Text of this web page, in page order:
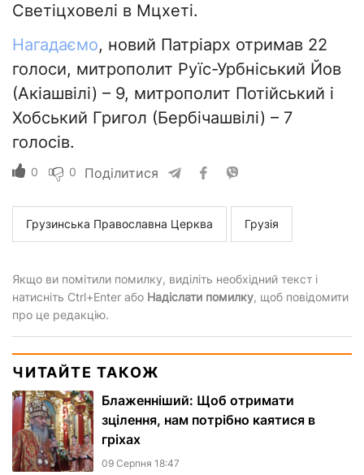
Светіцховелі в Мцхеті.
Нагадаємо, новий Патріарх отримав 22
голоси, митрополит Руїс-Урбніський Йов
(Акіашвілі) – 9, митрополит Потійський і
Хобський Григол (Бербічашвілі) – 7
голосів.
0 0 Поділитися
Грузинська Православна Церква Грузія
Якщо ви помітили помилку, виділіть необхідний текст і
натисніть Ctrl+Enter або Надіслати помилку, щоб повідомити
про це редакцію.
ЧИТАЙТЕ ТАКОЖ
Блаженніший: Щоб отримати
зцілення, нам потрібно каятися в
гріхах
09 Серпня 18:47